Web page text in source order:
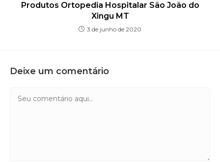
Produtos Ortopedia Hospitalar São João do
Xingu MT
3 de junho de 2020
Deixe um comentário